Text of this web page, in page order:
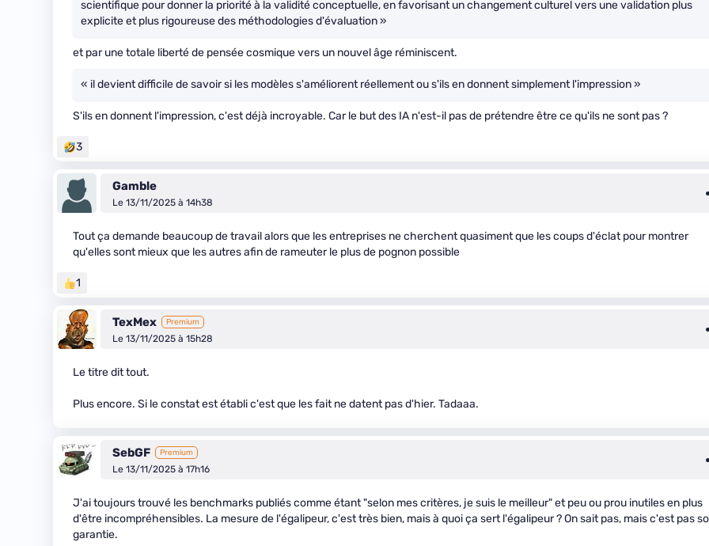
scientifique pour donner la priorité à la validité conceptuelle, en favorisant un changement culturel vers une validation plus
explicite et plus rigoureuse des méthodologies d'évaluation »
et par une totale liberté de pensée cosmique vers un nouvel âge réminiscent.
« il devient difficile de savoir si les modèles s'améliorent réellement ou s'ils en donnent simplement l'impression »
S'ils en donnent l'impression, c'est déjà incroyable. Car le but des IA n'est-il pas de prétendre être ce qu'ils ne sont pas ?
3
Gamble
Le 13/11/2025 à 14h38
Tout ça demande beaucoup de travail alors que les entreprises ne cherchent quasiment que les coups d'éclat pour montrer
qu'elles sont mieux que les autres afin de rameuter le plus de pognon possible
1
TexMex Premium
Le 13/11/2025 à 15h28
Le titre dit tout.
Plus encore. Si le constat est établi c'est que les fait ne datent pas d'hier. Tadaaa.
SebGF Premium
Le 13/11/2025 à 17h16
J'ai toujours trouvé les benchmarks publiés comme étant "selon mes critères, je suis le meilleur" et peu ou prou inutiles en plus
d'être incompréhensibles. La mesure de l'égalipeur, c'est très bien, mais à quoi ça sert l'égalipeur ? On sait pas, mais c'est pas
garantie.